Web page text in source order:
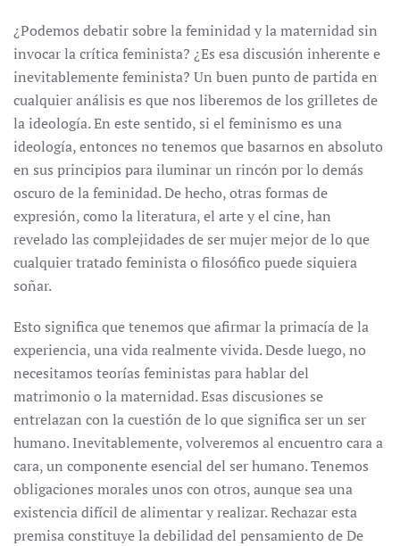
¿Podemos debatir sobre la feminidad y la maternidad sin
invocar la crítica feminista? ¿Es esa discusión inherente e
inevitablemente feminista? Un buen punto de partida en
cualquier análisis es que nos liberemos de los grilletes de
la ideología. En este sentido, si el feminismo es una
ideología, entonces no tenemos que basarnos en absoluto
en sus principios para iluminar un rincón por lo demás
oscuro de la feminidad. De hecho, otras formas de
expresión, como la literatura, el arte y el cine, han
revelado las complejidades de ser mujer mejor de lo que
cualquier tratado feminista o filosófico puede siquiera
soñar.
Esto significa que tenemos que afirmar la primacía de la
experiencia, una vida realmente vivida. Desde luego, no
necesitamos teorías feministas para hablar del
matrimonio o la maternidad. Esas discusiones se
entrelazan con la cuestión de lo que significa ser un ser
humano. Inevitablemente, volveremos al encuentro cara a
cara, un componente esencial del ser humano. Tenemos
obligaciones morales unos con otros, aunque sea una
existencia difícil de alimentar y realizar. Rechazar esta
premisa constituye la debilidad del pensamiento de De